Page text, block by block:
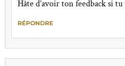
Hâte d’avoir ton feedback si tu
RÉPONDRE